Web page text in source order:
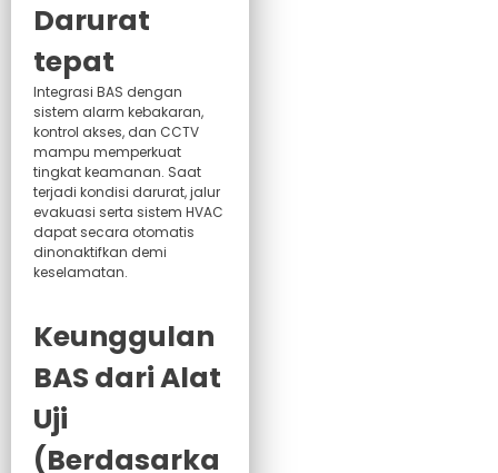
Darurat
tepat
Integrasi BAS dengan
sistem alarm kebakaran,
kontrol akses, dan CCTV
mampu memperkuat
tingkat keamanan. Saat
terjadi kondisi darurat, jalur
evakuasi serta sistem HVAC
dapat secara otomatis
dinonaktifkan demi
keselamatan.
Keunggulan
BAS dari Alat
Uji
(Berdasarka